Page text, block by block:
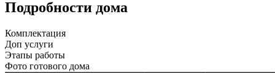
Подробности дома
Комплектация
Доп услуги
Этапы работы
Фото готового дома